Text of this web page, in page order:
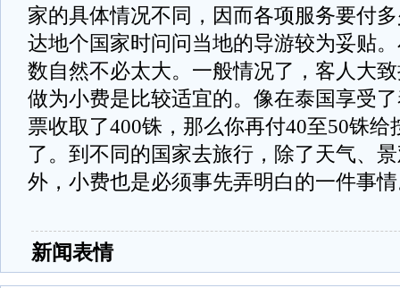
家的具体情况不同，因而各项服务要付
达地个国家时问问当地的导游较为妥贴
数自然不必太大。一般情况了，客人大
做为小费是比较适宜的。像在泰国享受
票收取了400铢，那么你再付40至50铢给
了。到不同的国家去旅行，除了天气、
外，小费也是必须事先弄明白的一件事
新闻表情